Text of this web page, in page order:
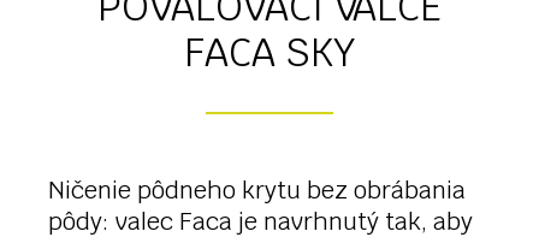
FACA SKY
Ničenie pôdneho krytu bez obrábania
pôdy: valec Faca je navrhnutý tak, aby